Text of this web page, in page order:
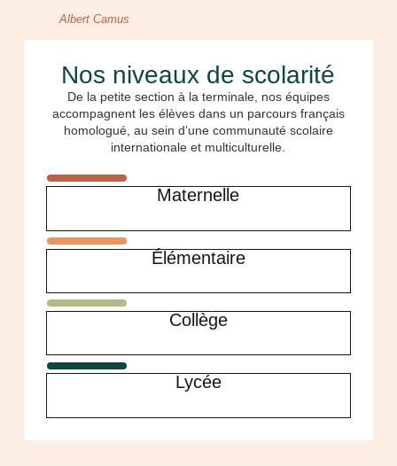
Albert Camus
Nos niveaux de scolarité
De la petite section à la terminale, nos équipes
accompagnent les élèves dans un parcours français
homologué, au sein d’une communauté scolaire
internationale et multiculturelle.
Maternelle
Élémentaire
Collège
Lycée